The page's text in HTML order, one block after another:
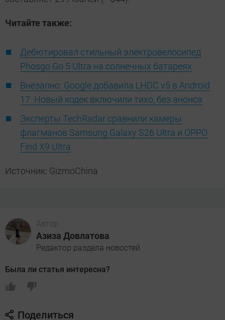
Читайте также:
Дебютировал стильный электровелосипед
Phosgo Go 5 Ultra на солнечных батареях
Внезапно: Google добавила LHDC v5 в Android
17. Новый кодек включили тихо, без анонса
Эксперты TechRadar сравнили камеры
флагманов Samsung Galaxy S26 Ultra и OPPO
Find X9 Ultra
Источник: GizmoChina
Автор
Азиза Довлатова
Редактор раздела новостей
Была ли статья интересна?
Поделиться